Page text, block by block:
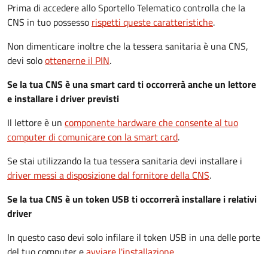
Prima di accedere allo Sportello Telematico controlla che la
CNS in tuo possesso rispetti queste caratteristiche.
Non dimenticare inoltre che la tessera sanitaria è una CNS,
devi soloottenerne il PIN.
Se la tua CNS è una smart card ti occorrerà anche un lettore
e installare i driver previsti
Il lettore è un componente hardware che consente al tuo
computer di comunicare con la smart card.
Se stai utilizzando la tua tessera sanitaria devi installare i
driver messi a disposizione dal fornitore della CNS.
Se la tua CNS è un token USB ti occorrerà installare i relativi
driver
In questo caso devi solo infilare il token USB in una delle porte